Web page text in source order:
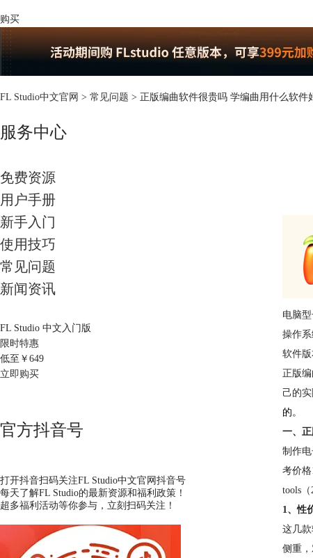
购买
FL Studio中文官网 > 常见问题 > 正版编曲软件很贵吗 学编曲用什么软件
服务中心
免费资源
用户手册
新手入门
使用技巧
常见问题
新闻资讯
FL Studio 中文入门版
限时特惠
低至￥ 649
立即购买
官方抖音号
打开抖音扫码关注FL Studio中文官网抖音号
每天了解FL Studio的最新资源和福利政策！
超多福利活动等你参与，立刻扫码关注！
电脑
操作系
软件版
正版
己的
的。
一、
制作
考价格
tools（
1、性
这几
侧重